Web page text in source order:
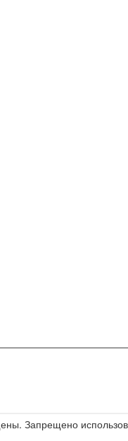
Запрещено